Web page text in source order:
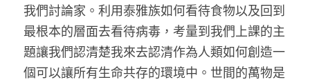
我們討論家。利用泰雅族如何看待食物以及回到
最根本的層面去看待病毒，考量到我們上課的主
題讓我們認清楚我來去認清作為人類如何創造一
個可以讓所有生命共存的環境中。世間的萬物是